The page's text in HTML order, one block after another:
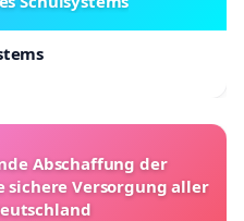
Abschaffung der
sichere Versorgung aller